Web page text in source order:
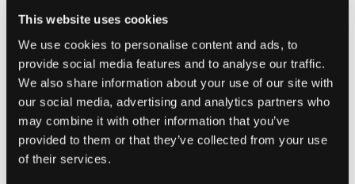
This website uses cookies
We use cookies to personalise content and ads, to
provide social media features and to analyse our traffic.
We also share information about your use of our site with
our social media, advertising and analytics partners who
may combine it with other information that you’ve
provided to them or that they’ve collected from your use
of their services.
Opplevd størrelse
Liten Riktig Stor
STØRRELSESTABELL
VELG EN STØRRELSE